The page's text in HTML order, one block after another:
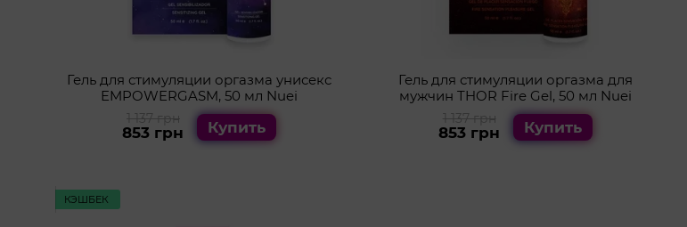
Гель для стимуляции оргазма унисекс
EMPOWERGASM, 50 мл Nuei
1 137 грн
853 грн Купить
Гель для стимуляции оргазма для
мужчин THOR Fire Gel, 50 мл Nuei
1 137 грн
853 грн Купить
КЭШБЕК